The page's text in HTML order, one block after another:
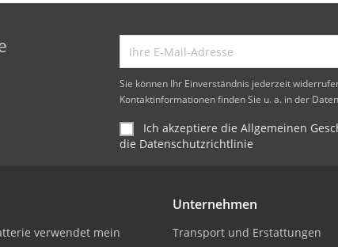
Sie können Ihr Einverständnis jederzeit
Kontaktinformationen finden Sie u. a. in der
Ich akzeptiere die Allgemeinen
die Datenschutzrichtlinie
verwendet mein
Unternehmen
Transport und Erstattungen